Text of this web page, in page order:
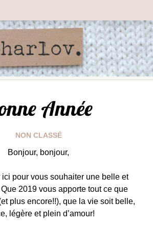
Année
NON CLASSÉ
Bonjour, bonjour,
pour vous souhaiter une belle et
2019 vous apporte tout ce que
plus encore!!), que la vie soit belle,
légère et plein d’amour!